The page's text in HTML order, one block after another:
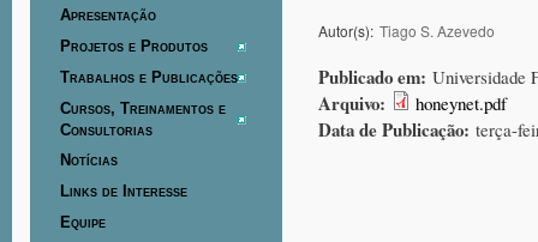
Apresentação
Projetos e Produtos
Trabalhos e Publicações
Cursos, Treinamentos e
Consultorias
Notícias
Links de Interesse
Equipe
Autor(s): Tiago S. Azevedo
Publicado em: Universidade
Arquivo: honeynet.pdf
Data de Publicação: terça-